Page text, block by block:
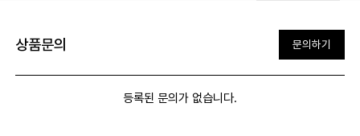
상품문의 문의하기
등록된 문의가 없습니다.